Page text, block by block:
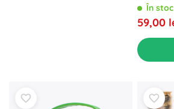
În stoc
59,00